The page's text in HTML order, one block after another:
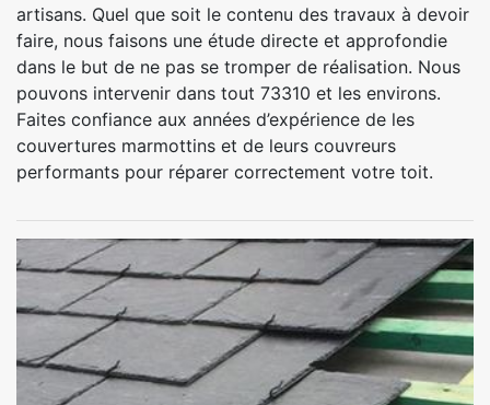
artisans. Quel que soit le contenu des travaux à devoir
faire, nous faisons une étude directe et approfondie
dans le but de ne pas se tromper de réalisation. Nous
pouvons intervenir dans tout 73310 et les environs.
Faites confiance aux années d’expérience de les
couvertures marmottins et de leurs couvreurs
performants pour réparer correctement votre toit.